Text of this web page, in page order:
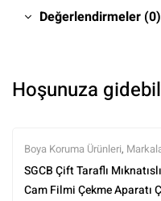
Değerlendirmeler (0)
Hoşunuza
Boya Koruma Ürünleri,
Ürünleri,Sgcb,Tüm Ürünler,
SGCB Çift Taraflı
Cam Filmi Çekme Aparatı